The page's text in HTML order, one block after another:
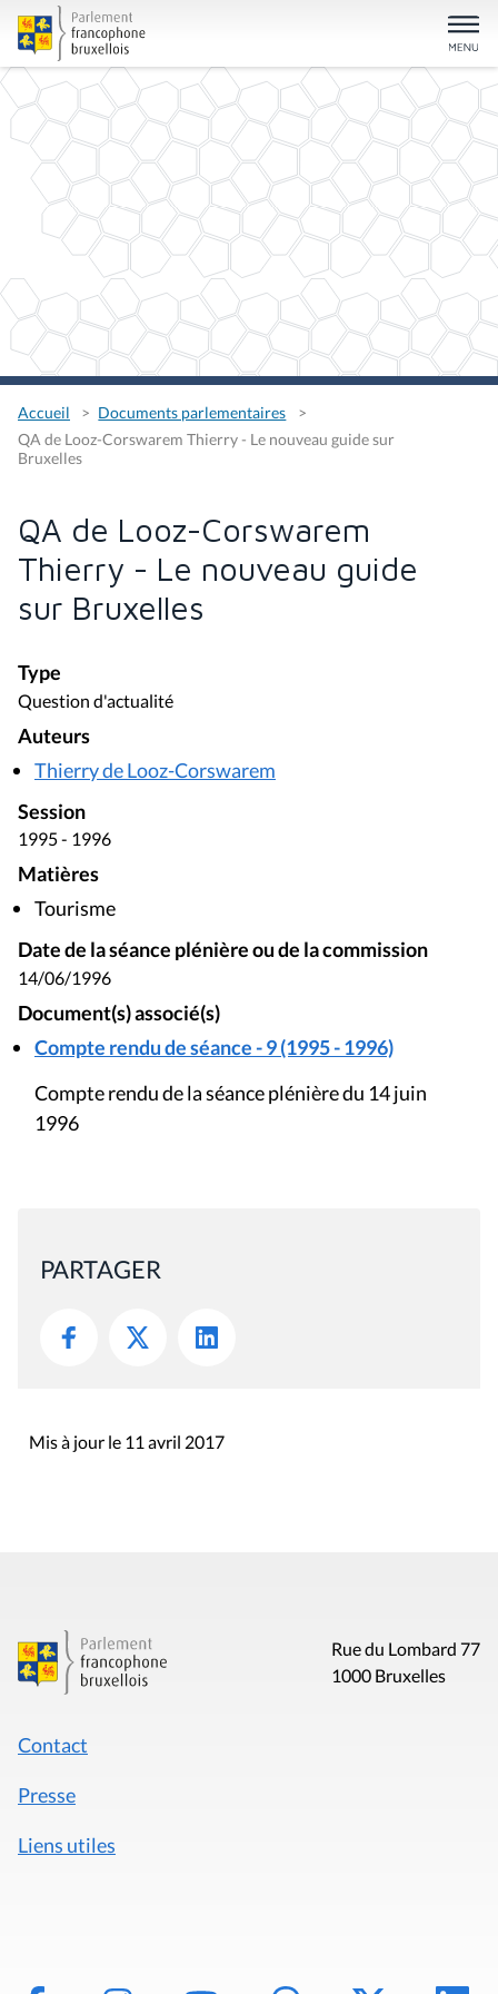
Accueil
Documents parlementaires
QA de Looz-Corswarem Thierry - Le nouveau guide sur
Bruxelles
QA de Looz-Corswarem
Thierry - Le nouveau guide
sur Bruxelles
Type
Question d'actualité
Auteurs
Thierry de Looz-Corswarem
Session
1995 - 1996
Matières
Tourisme
Date de la séance plénière ou de la commission
14/06/1996
Document(s) associé(s)
Compte rendu de séance - 9 (1995 - 1996)
Compte rendu de la séance plénière du 14 juin
1996
PARTAGER
Mis à jour le 11 avril 2017
Rue du Lombard 77
1000 Bruxelles
Contact
Presse
Liens utiles